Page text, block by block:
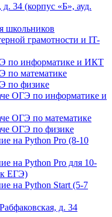
34 (корпус «Б», ауд.
школьников
грамотности и IT-
по информатике и ИКТ
по математике
по физике
ОГЭ по информатике и
ОГЭ по математике
ОГЭ по физике
на Python Pro (8-10
на Python Pro для 10-
к ЕГЭ)
на Python Start (5-7
д. 34